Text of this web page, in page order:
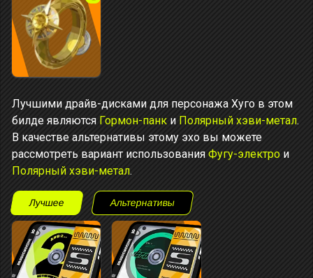
Лучшими драйв-дисками для персонажа Хуго в этом
билде являются Гормон-панк и Полярный хэви-метал.
В качестве альтернативы этому эхо вы можете
рассмотреть вариант использования Фугу-электро и
Полярный хэви-метал.
Лучшее Альтернативы